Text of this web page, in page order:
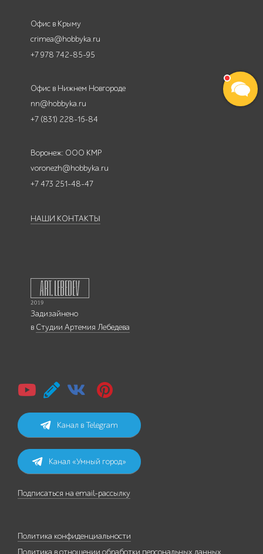
Офис в Крыму
crimea@hobbyka.ru
+7 978 742-85-95
Офис в Нижнем Новгороде
nn@hobbyka.ru
+7 (831) 228-16-84
Воронеж: ООО КМР
voronezh@hobbyka.ru
+7 473 251-48-47
НАШИ КОНТАКТЫ
Задизайнено
в Студии Артемия Лебедева
Канал в Telegram
Канал «Умный город»
Подписаться на email-рассылку
Политика конфиденциальности
Политика в отношении обработки персональных данных